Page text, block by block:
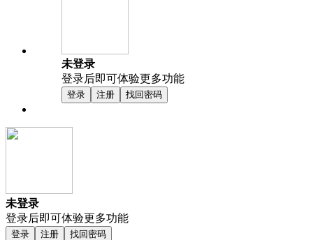
未登录
登录后即可体验更多功能
登录 注册 找回密码
未登录
登录后即可体验更多功能
登录 注册 找回密码